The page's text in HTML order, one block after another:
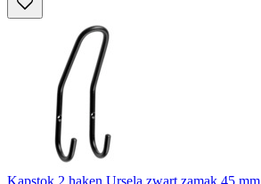
Kapstok 2 haken Ursela zwart zamak 45 mm